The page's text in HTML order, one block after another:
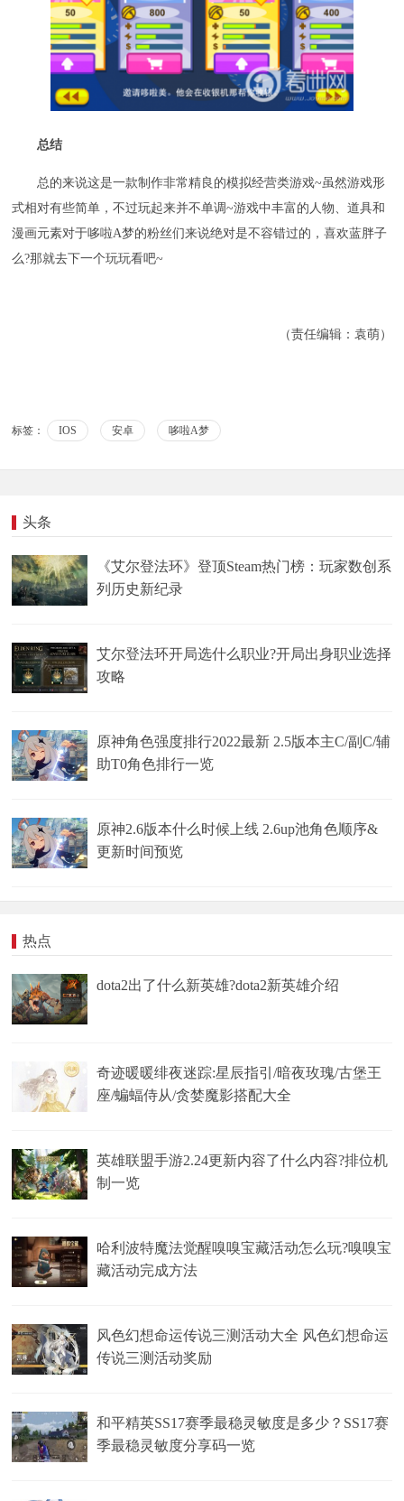
总结
总的来说这是一款制作非常精良的模拟经营类游戏~虽然游戏形
式相对有些简单，不过玩起来并不单调~游戏中丰富的人物、道具和
漫画元素对于哆啦A梦的粉丝们来说绝对是不容错过的，喜欢蓝胖子
么?那就去下一个玩玩看吧~
（责任编辑：袁萌）
标签： IOS 安卓 哆啦A梦
头条
《艾尔登法环》登顶Steam热门榜：玩家数创系
列历史新纪录
艾尔登法环开局选什么职业?开局出身职业选择
攻略
原神角色强度排行2022最新 2.5版本主C/副C/辅
助T0角色排行一览
原神2.6版本什么时候上线 2.6up池角色顺序&
更新时间预览
热点
dota2出了什么新英雄?dota2新英雄介绍
奇迹暖暖绯夜迷踪:星辰指引/暗夜玫瑰/古堡王
座/蝙蝠侍从/贪婪魔影搭配大全
英雄联盟手游2.24更新内容了什么内容?排位机
制一览
哈利波特魔法觉醒嗅嗅宝藏活动怎么玩?嗅嗅宝
藏活动完成方法
风色幻想命运传说三测活动大全 风色幻想命运
传说三测活动奖励
和平精英SS17赛季最稳灵敏度是多少？SS17赛
季最稳灵敏度分享码一览